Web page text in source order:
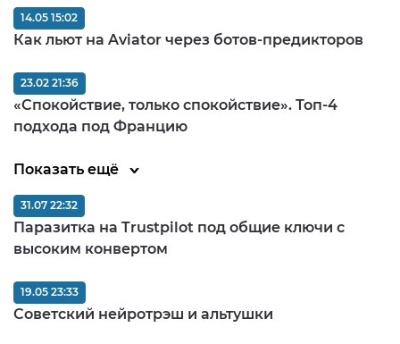
Как льют на Aviator через ботов-предикторов
14.05 15:02
«Спокойствие, только спокойствие». Топ-4
подхода под Францию
23.02 21:36
Показать ещё
Паразитка на Trustpilot под общие ключи с
высоким конвертом
31.07 22:32
Советский нейротрэш и альтушки
19.05 23:33